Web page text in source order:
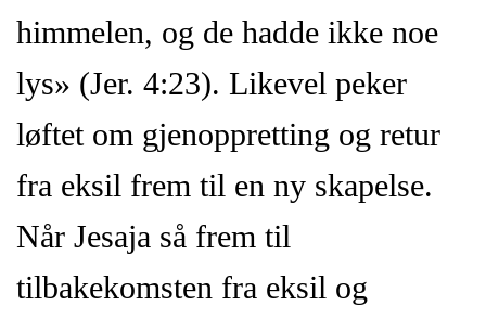
himmelen, og de hadde ikke noe
lys» (Jer. 4:23). Likevel peker
løftet om gjenoppretting og retur
fra eksil frem til en ny skapelse.
Når Jesaja så frem til
tilbakekomsten fra eksil og